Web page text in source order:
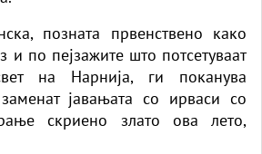
позната првенствено како
по пејзажите што потсетуваат
на Нарнија, ги поканува
јавањата со ирваси со
скриено злато ова лето,